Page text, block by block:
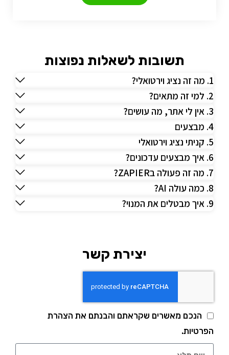
תשובות לשאלות נפוצות
1. מה זה נציג וירטואלי?
2. למי זה מתאים?
3. אין לי אתר, מה עושים?
4. מבצעים
5. קניתי נציג וירטואלי
6. איך מבצעים עדכונים?
7. מה זה פעולה בZAPIER?
8. כמה עולה AI?
9. איך מבטלים את המנוי?
יצירת קשר
הנכם מאשרים שקראתם והבנתם את הצהרת
הפרטיות.